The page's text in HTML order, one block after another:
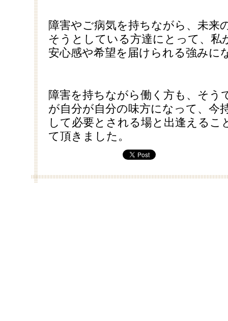
障害やご病気を持ちながら、未来
そうとしている方達にとって、私
安心感や希望を届けられる強みに
障害を持ちながら働く方も、そう
が自分が自分の味方になって、今
して必要とされる場と出逢えるこ
て頂きました。